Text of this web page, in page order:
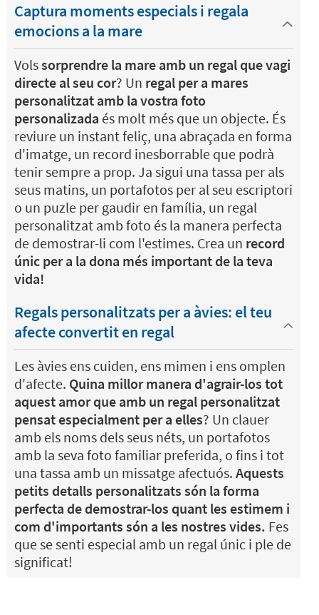
Captura moments especials i regala
emocions a la mare
Volssorprendre la mare amb un regal que vagi
directe al seu cor? Un regal per a mares
personalitzat amb la vostra foto
personalizada és molt més que un objecte. És
reviure un instant feliç, una abraçada en forma
d'imatge, un record inesborrable que podrà
tenir sempre a prop. Ja sigui una tassa per als
seus matins, un portafotos per al seu escriptori
o un puzle per gaudir en família, un regal
personalitzat amb foto és la manera perfecta
de demostrar-li com l'estimes. Crea un record
únic per a la dona més important de la teva
vida!
Regals personalitzats per a àvies: el teu
afecte convertit en regal
Les àvies ens cuiden, ens mimen i ens omplen
d'afecte. Quina millor manera d'agrair-los tot
aquest amor que amb un regal personalitzat
pensat especialment per a elles? Un clauer
amb els noms dels seus néts, un portafotos
amb la seva foto familiar preferida, o fins i tot
una tassa amb un missatge afectuós. Aquests
petits detalls personalitzats són la forma
perfecta de demostrar-los quant les estimem i
com d'importants són a les nostres vides. Fes
que se senti especial amb un regal únic i ple de
significat!